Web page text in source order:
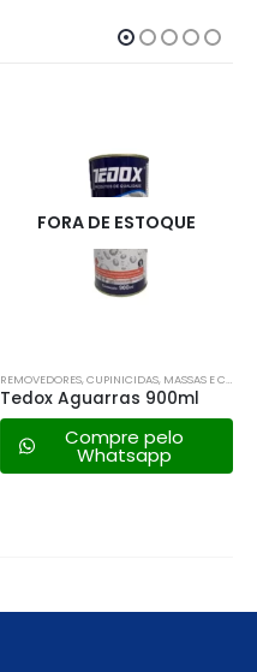
FORA DE ESTOQUE
REMOVEDORES, CUPINICIDAS, MASSAS E CONVERTEDORES DE FERRUGEM.
Tedox Aguarras 900ml
Compre pelo
Whatsapp